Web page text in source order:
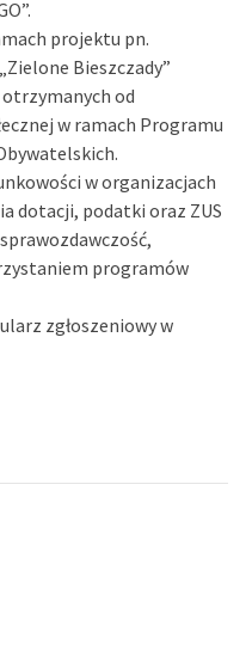
projektu pn.
Bieszczady”
od
w ramach Programu
w organizacjach
dotacji, podatki oraz ZUS
programów
zgłoszeniowy w